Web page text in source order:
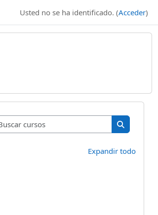
Usted no se ha identificado. (Acceder)
Buscar
Buscar
Expandir todo